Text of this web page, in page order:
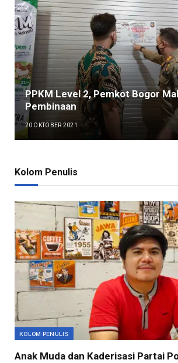
PPKM Level 2, Pemkot Bogor
Pembinaan
20 OKTOBER 2021
Kolom Penulis
KOLOM PENULIS
Anak Muda dan Kaderisasi Partai